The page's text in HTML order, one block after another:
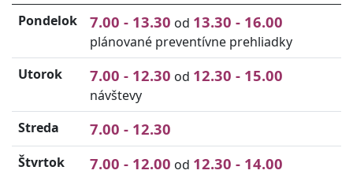
Pondelok 7.00 - 13.30 od 13.30 - 16.00
plánované preventívne prehliadky
Utorok
7.00 - 12.30 od 12.30 - 15.00
návštevy
Streda
7.00 - 12.30
Štvrtok 7.00 - 12.00 od 12.30 - 14.00